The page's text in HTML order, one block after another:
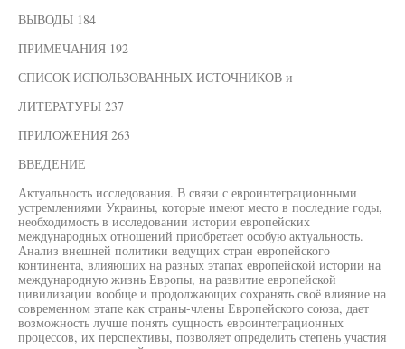
ВЫВОДЫ 184
ПРИМЕЧАНИЯ 192
СПИСОК ИСПОЛЬЗОВАННЫХ ИСТОЧНИКОВ и
ЛИТЕРАТУРЫ 237
ПРИЛОЖЕНИЯ 263
ВВЕДЕНИЕ
Актуальность исследования. В связи с евроинтеграционными
устремлениями Украины, которые имеют место в последние годы,
необходимость в исследовании истории европейских
международных отношений приобретает особую актуальность.
Анализ внешней политики ведущих стран европейского
континента, влияюших на разных этапах европейской истории на
международную жизнь Европы, на развитие европейской
цивилизации вообще и продолжающих сохранять своё влияние на
современном этапе как страны-члены Европейского союза, дает
возможность лучше понять сущность евроинтеграционных
процессов, их перспективы, позволяет определить степень участия